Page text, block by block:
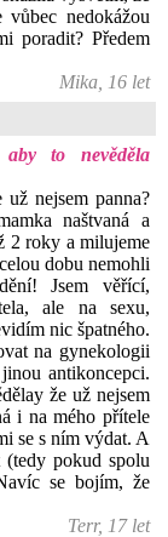
nedokážou
poradit? Předem
Mika, 16 let
to nevěděla
nejsem panna?
naštvaná a
2 roky a milujeme
dobu nemohli
Jsem věřící,
ale na sexu,
nic špatného.
na gynekologii
antikoncepci.
že už nejsem
i na mého přítele
se s ním výdat. A
pokud spolu
se bojím, že
Terr, 17 let